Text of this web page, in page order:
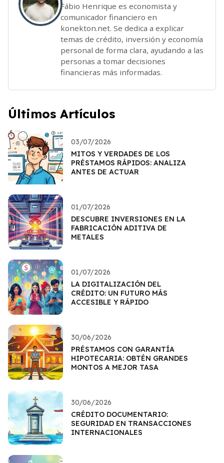
Fábio Henrique es economista y
comunicador financiero en
konekton.net. Se dedica a explicar
temas de crédito, inversión y economía
personal de forma clara, ayudando a las
personas a tomar decisiones
financieras más informadas.
Últimos Artículos
03/07/2026
MITOS Y VERDADES DE LOS
PRÉSTAMOS RÁPIDOS: ANALIZA
ANTES DE ACTUAR
01/07/2026
DESCUBRE INVERSIONES EN LA
FABRICACIÓN ADITIVA DE
METALES
01/07/2026
LA DIGITALIZACIÓN DEL
CRÉDITO: UN FUTURO MÁS
ACCESIBLE Y RÁPIDO
30/06/2026
PRÉSTAMOS CON GARANTÍA
HIPOTECARIA: OBTÉN GRANDES
MONTOS A MEJOR TASA
30/06/2026
CRÉDITO DOCUMENTARIO:
SEGURIDAD EN TRANSACCIONES
INTERNACIONALES